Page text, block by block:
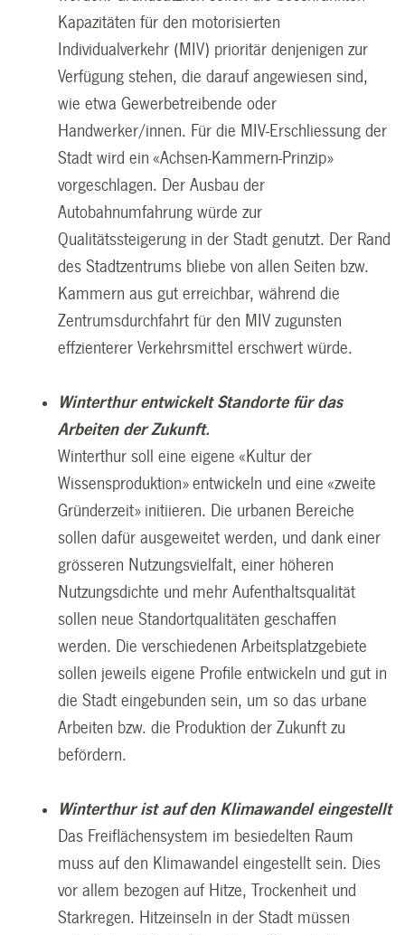
Kapazitäten für den motorisierten
Individualverkehr (MIV) prioritär denjenigen zur
Verfügung stehen, die darauf angewiesen sind,
wie etwa Gewerbetreibende oder
Handwerker/innen. Für die MIV-Erschliessung der
Stadt wird ein «Achsen-Kammern-Prinzip»
vorgeschlagen. Der Ausbau der
Autobahnumfahrung würde zur
Qualitätssteigerung in der Stadt genutzt. Der Rand
des Stadtzentrums bliebe von allen Seiten bzw.
Kammern aus gut erreichbar, während die
Zentrumsdurchfahrt für den MIV zugunsten
effzienterer Verkehrsmittel erschwert würde.
Winterthur entwickelt Standorte für das
Arbeiten der Zukunft.
Winterthur soll eine eigene «Kultur der
Wissensproduktion» entwickeln und eine «zweite
Gründerzeit» initiieren. Die urbanen Bereiche
sollen dafür ausgeweitet werden, und dank einer
grösseren Nutzungsvielfalt, einer höheren
Nutzungsdichte und mehr Aufenthaltsqualität
sollen neue Standortqualitäten geschaffen
werden. Die verschiedenen Arbeitsplatzgebiete
sollen jeweils eigene Profile entwickeln und gut in
die Stadt eingebunden sein, um so das urbane
Arbeiten bzw. die Produktion der Zukunft zu
befördern.
Winterthur ist auf den Klimawandel eingestellt
Das Freiflächensystem im besiedelten Raum
muss auf den Klimawandel eingestellt sein. Dies
vor allem bezogen auf Hitze, Trockenheit und
Starkregen. Hitzeinseln in der Stadt müssen